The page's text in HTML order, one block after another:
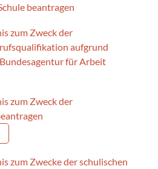
beantragen
zum Zweck der
aufgrund
für Arbeit
zum Zweck der
zum Zwecke der schulischen